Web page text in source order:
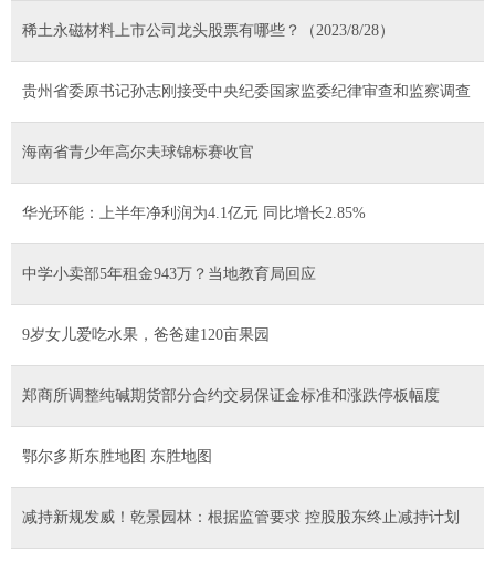
稀土永磁材料上市公司龙头股票有哪些？（2023/8/28）
贵州省委原书记孙志刚接受中央纪委国家监委纪律审查和监察调查
海南省青少年高尔夫球锦标赛收官
华光环能：上半年净利润为4.1亿元 同比增长2.85%
中学小卖部5年租金943万？当地教育局回应
9岁女儿爱吃水果，爸爸建120亩果园
郑商所调整纯碱期货部分合约交易保证金标准和涨跌停板幅度
鄂尔多斯东胜地图 东胜地图
减持新规发威！乾景园林：根据监管要求 控股股东终止减持计划